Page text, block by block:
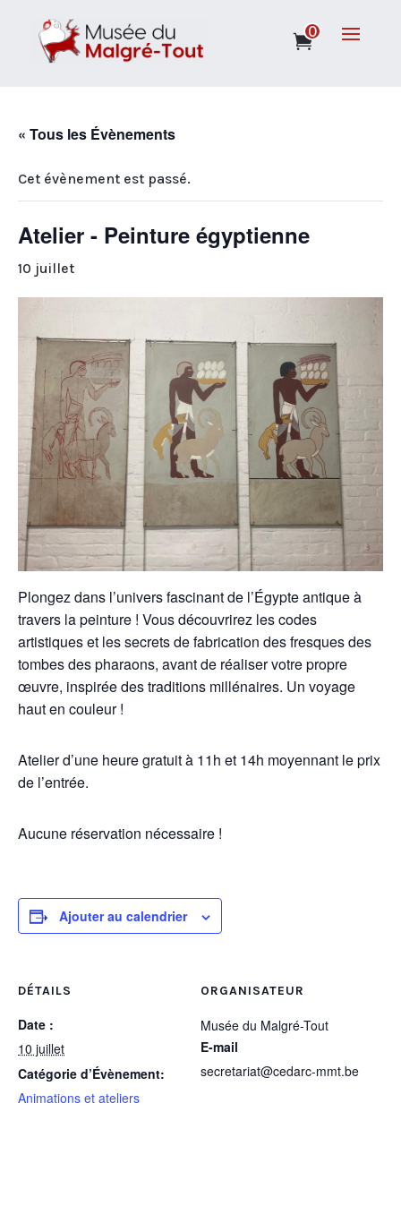
0
« Tous les Évènements
Cet évènement est passé.
Atelier - Peinture égyptienne
10 juillet
Plongez dans l’univers fascinant de l’Égypte antique à
travers la peinture ! Vous découvrirez les codes
artistiques et les secrets de fabrication des fresques des
tombes des pharaons, avant de réaliser votre propre
œuvre, inspirée des traditions millénaires. Un voyage
haut en couleur !
Atelier d’une heure gratuit à 11h et 14h moyennant le prix
de l’entrée.
Aucune réservation nécessaire !
Ajouter au calendrier
DÉTAILS
Date :
10 juillet
Catégorie d’Évènement:
Animations et ateliers
ORGANISATEUR
Musée du Malgré-Tout
E-mail
secretariat@cedarc-mmt.be